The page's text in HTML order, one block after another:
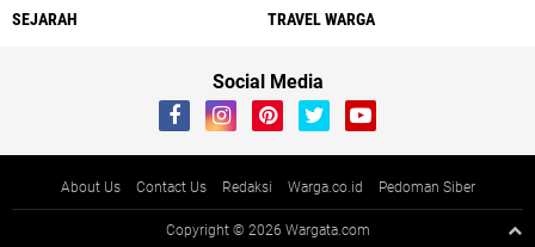
SEJARAH
TRAVEL WARGA
Social Media
About Us Contact Us Redaksi Warga.co.id Pedoman Siber
Copyright © 2026 Wargata.com